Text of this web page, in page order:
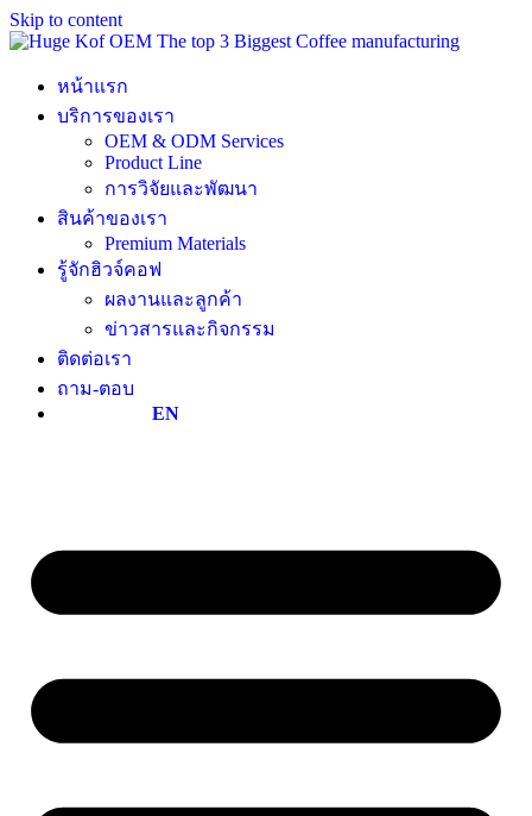
Skip to content
หน้าแรก
บริการของเรา
OEM & ODM Services
Product Line
การวิจัยและพัฒนา
สินค้าของเรา
Premium Materials
รู้จักฮิวจ์คอฟ
ผลงานและลูกค้า
ข่าวสารและกิจกรรม
ติดต่อเรา
ถาม-ตอบ
EN